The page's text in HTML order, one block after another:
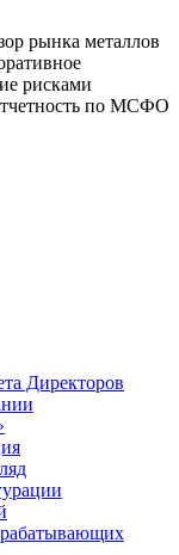
рынка металлов
рисками
по МСФО
Директоров